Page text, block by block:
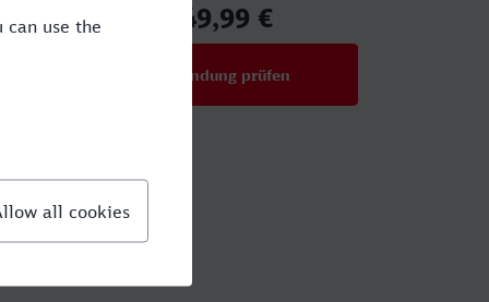
49,99 €
Verbindung prüfen